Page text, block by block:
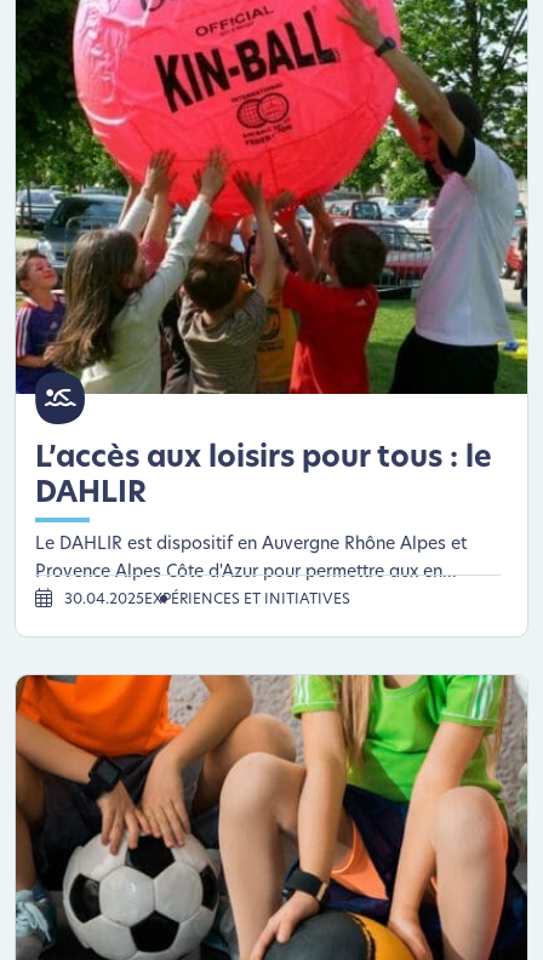
L’accès aux loisirs pour tous : le
DAHLIR
Le DAHLIR est dispositif en Auvergne Rhône Alpes et
Provence Alpes Côte d'Azur pour permettre aux en...
30.04.2025 EXPÉRIENCES ET INITIATIVES